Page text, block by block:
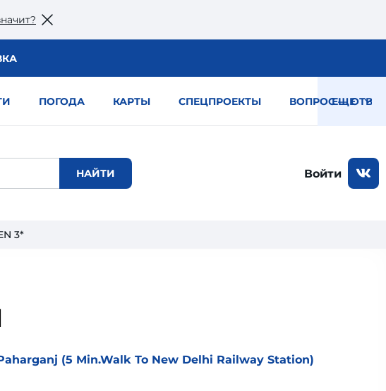
ПОГОДА КАРТЫ СПЕЦПРОЕКТЫ ВОПРОС — ОТВЕТ
ЕЩЕ
Войти
3*
(5 Min.walk To New Delhi Railway Station)